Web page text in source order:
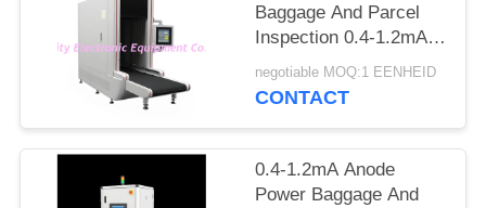
Baggage And Parcel
Inspection 0.4-1.2mA
Anode Power and
50/60Hz Power Supply
negotiable MOQ:1 EENHEID
CONTACT
0.4-1.2mA Anode
Power Baggage And